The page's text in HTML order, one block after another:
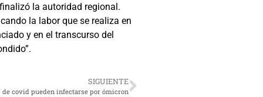
la autoridad regional.
la labor que se realiza en
y en el transcurso del
SIGUIENTE
de covid pueden infectarse por ómicron